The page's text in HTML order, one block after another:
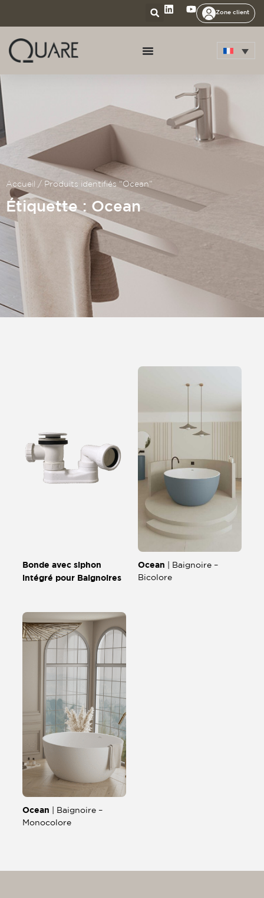
Zone client
Accueil / Produits identifiés “Ocean”
Étiquette : Ocean
Bonde avec siphon
intégré pour Baignoires
Ocean | Baignoire –
Bicolore
Ocean | Baignoire –
Monocolore